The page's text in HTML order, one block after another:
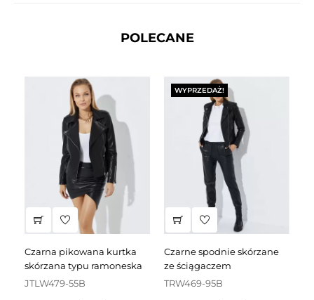
POLECANE
czarna pikowana kurtka
skórzana typu ramoneska
JTLW479-55B
WYPRZEDAŻ!
czarne spodnie skórzane
ze ściągaczem
TRW469-95B